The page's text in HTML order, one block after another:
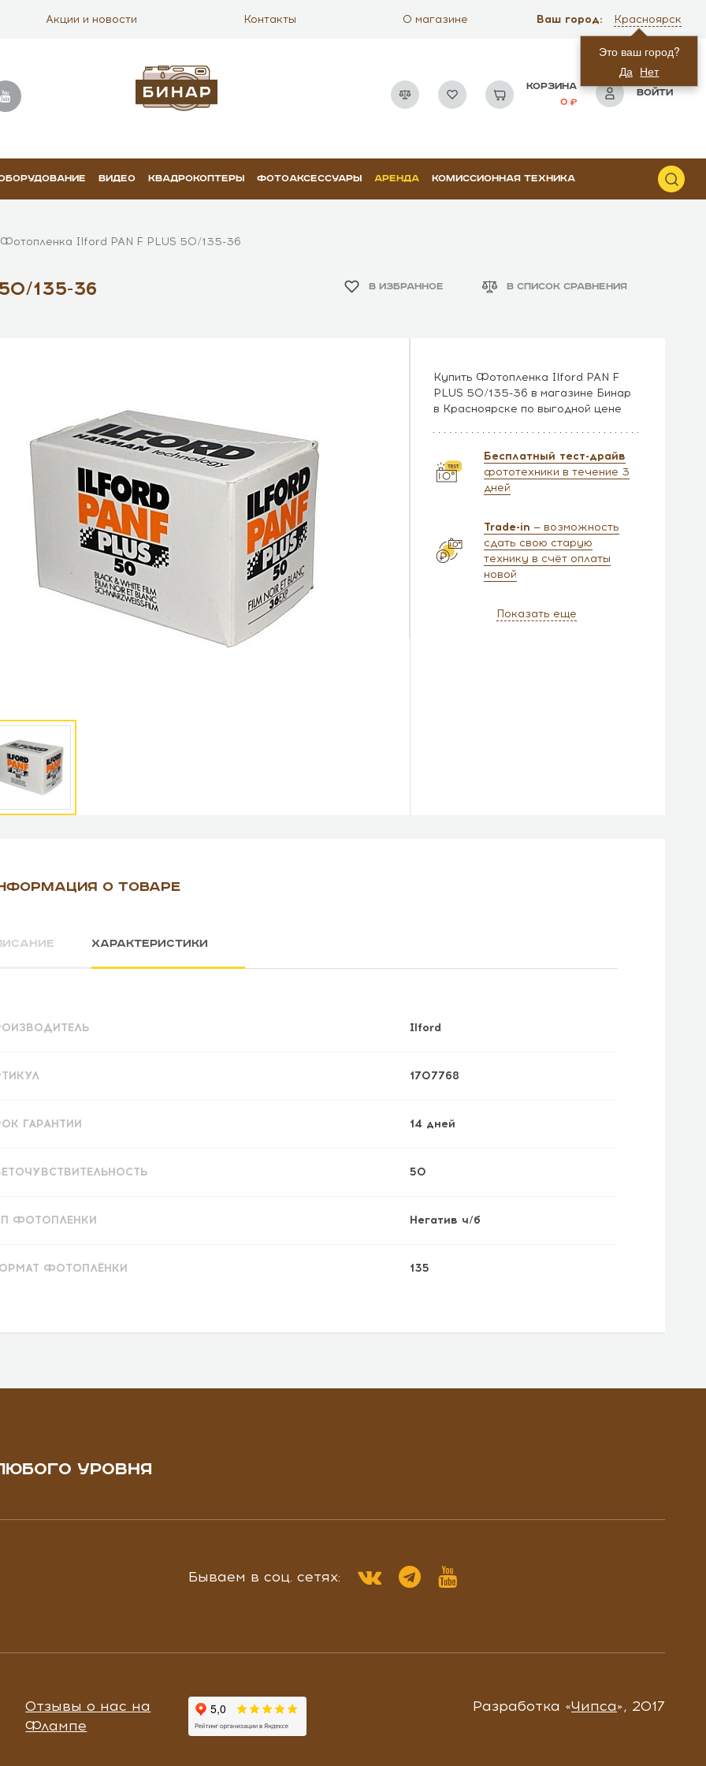
Акции и новости Контакты О магазине Ваш город:
Это ваш город?
Да Нет
Красноярск
КОРЗИНА
0
ВОЙТИ
ВИДЕО КВАДРОКОПТЕРЫ ФОТОАКСЕССУАРЫ АРЕНДА КОМИССИОННАЯ ТЕХНИКА
Фотопленка Ilford PAN F PLUS 50/135-36
135-36 В ИЗБРАННОЕ В СПИСОК СРАВНЕНИЯ
Купить Фотопленка Ilford PAN F
PLUS 50/135-36 в магазине Бинар
в Красноярске по выгодной цене
Бесплатный тест-драйв
фототехники в течение 3
дней
Trade-in — возможность
сдать свою старую
технику в счёт оплаты
новой
Показать еще
О ТОВАРЕ
ХАРАКТЕРИСТИКИ
Ilford
1707768
ГАРАНТИИ 14 дней
50
ФОТОПЛЕНКИ Негатив ч/б
ФОТОПЛЁНКИ 135
УРОВНЯ
Бываем в соц. сетях:
Отзывы о нас на
Флампе
Разработка «Чипса», 2017